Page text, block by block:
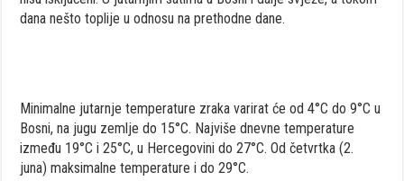
dana nešto toplije u odnosu na prethodne dane.
Minimalne jutarnje temperature zraka varirat će od 4°C do 9°C u
Bosni, na jugu zemlje do 15°C. Najviše dnevne temperature
između 19°C i 25°C, u Hercegovini do 27°C. Od četvrtka (2.
juna) maksimalne temperature i do 29°C.